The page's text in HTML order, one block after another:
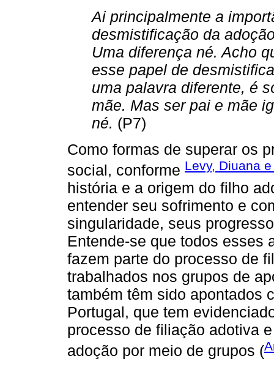
Ai principalmente a
desmistificação da
Uma diferença né. Acho
esse papel de
uma palavra diferente, é
mãe. Mas ser pai e mãe
né. (P7)
Como formas de superar os
social, conforme Levy, Diuana
história e a origem do filho
entender seu sofrimento e
singularidade, seus
Entende-se que todos esses
fazem parte do processo de
trabalhados nos grupos de
também têm sido apontados
Portugal, que tem
processo de filiação adotiva
adoção por meio de grupos (